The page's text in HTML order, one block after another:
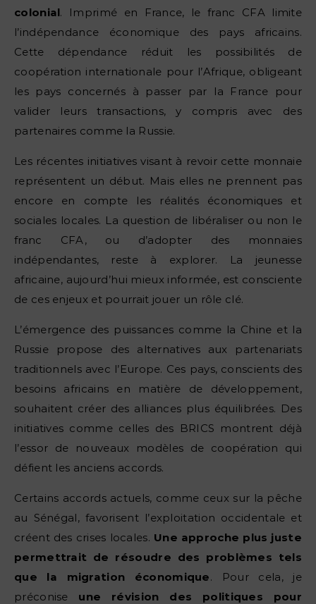
colonial. Imprimé en France, le franc CFA limite
l’indépendance économique des pays africains.
Cette dépendance réduit les possibilités de
coopération internationale pour l’Afrique, obligeant
les pays concernés à passer par la France pour
valider leurs transactions, y compris avec des
partenaires comme la Russie.
Les récentes initiatives visant à revoir cette monnaie
représentent un début. Mais elles ne prennent pas
encore en compte les réalités économiques et
sociales locales. La question de libéraliser ou non le
franc CFA, ou d’adopter des monnaies
indépendantes, reste à explorer. La jeunesse
africaine, aujourd’hui mieux informée, est consciente
de ces enjeux et pourrait jouer un rôle clé.
L’émergence des puissances comme la Chine et la
Russie propose des alternatives aux partenariats
traditionnels avec l’Europe. Ces pays, conscients des
besoins africains en matière de développement,
souhaitent créer des alliances plus équilibrées. Des
initiatives comme celles des BRICS montrent déjà
l’essor de nouveaux modèles de coopération qui
défient les anciens accords.
Certains accords actuels, comme ceux sur la pêche
au Sénégal, favorisent l’exploitation occidentale et
créent des crises locales. Une approche plus juste
permettrait de résoudre des problèmes tels
que la migration économique. Pour cela, je
préconise une révision des politiques pour